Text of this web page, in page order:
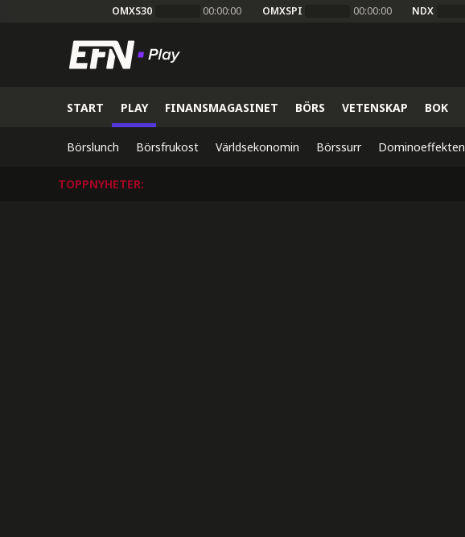
OMXS30 00:00:00 OMXSPI 00:00:00 NDX
START PLAY FINANSMAGASINET BÖRS VETENSKAP BOK
Börslunch Börsfrukost Världsekonomin Börssurr Dominoeffekten
TOPPNYHETER: